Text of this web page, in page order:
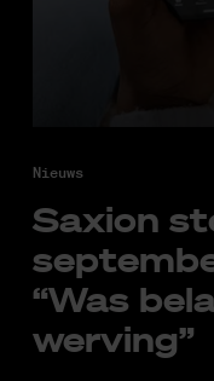
Nieuws
Saxi­on
“Was
wer­ving”